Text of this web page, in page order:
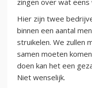
Hier zijn twee
binnen een aantal
struikelen. We zullen
samen moeten
doen kan het een
Niet wenselijk.